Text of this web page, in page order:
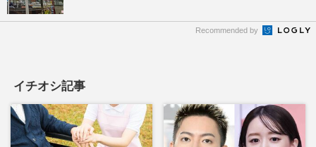
Recommended by
イチオシ記事